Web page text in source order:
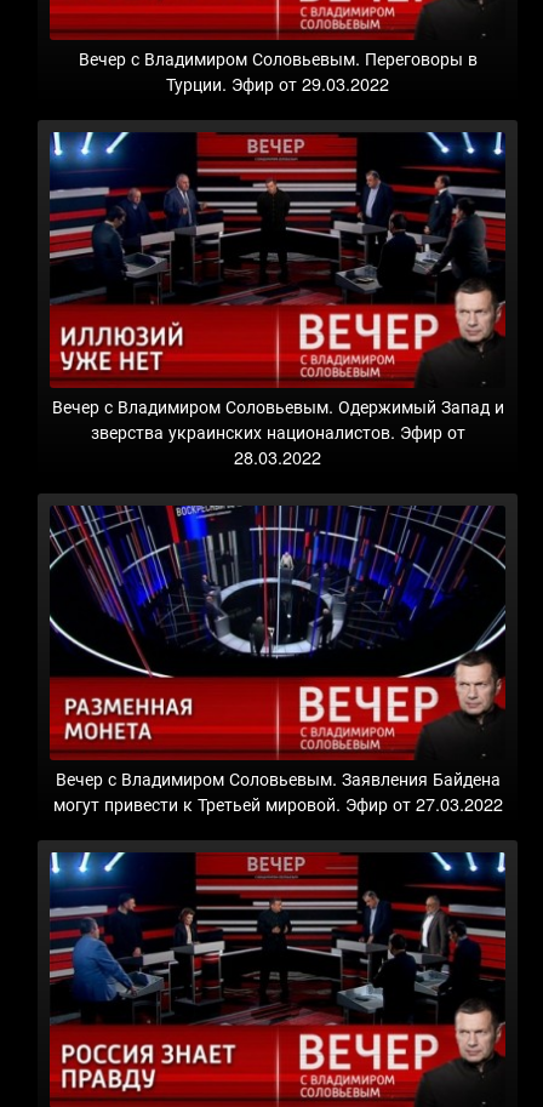
Вечер с Владимиром Соловьевым. Переговоры в
Турции. Эфир от 29.03.2022
Вечер с Владимиром Соловьевым. Одержимый Запад и
зверства украинских националистов. Эфир от
28.03.2022
Вечер с Владимиром Соловьевым. Заявления Байдена
могут привести к Третьей мировой. Эфир от 27.03.2022